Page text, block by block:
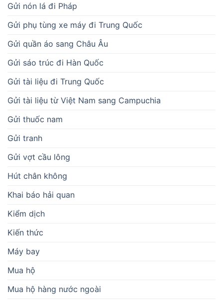
Gửi nón lá đi Pháp
Gửi phụ tùng xe máy đi Trung Quốc
Gửi quần áo sang Châu Âu
Gửi sáo trúc đi Hàn Quốc
Gửi tài liệu đi Trung Quốc
Gửi tài liệu từ Việt Nam sang Campuchia
Gửi thuốc nam
Gửi tranh
Gửi vợt cầu lông
Hút chân không
Khai báo hải quan
Kiểm dịch
Kiến thức
Máy bay
Mua hộ
Mua hộ hàng nước ngoài